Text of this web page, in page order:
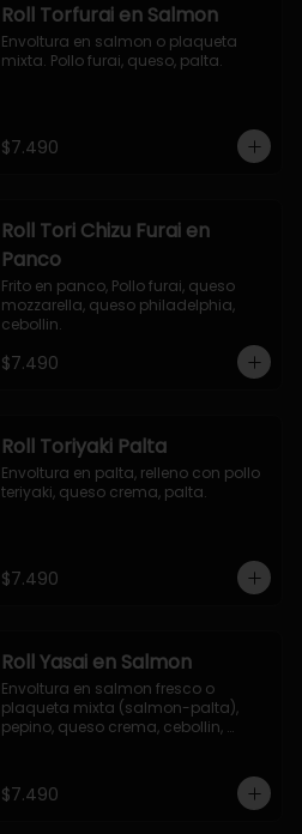
Roll Torfurai en Salmon
Envoltura en salmon o plaqueta
mixta. Pollo furai, queso, palta.
$7.490
Roll Tori Chizu Furai en
Panco
Frito en panco, Pollo furai, queso
mozzarella, queso philadelphia,
cebollin.
$7.490
Roll Toriyaki Palta
Envoltura en palta, relleno con pollo
teriyaki, queso crema, palta.
$7.490
Roll Yasai en Salmon
Envoltura en salmon fresco o
plaqueta mixta (salmon-palta),
pepino, queso crema, cebollin,
$7.490